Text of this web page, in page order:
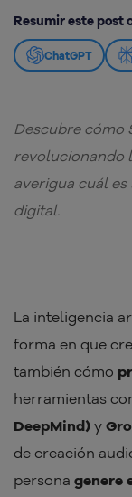
Resumir este post
ChatGPT
Descubre cómo
revolucionando
averigua cuál
digital.
La inteligencia
forma en que
también cómo
herramientas
DeepMind) y
de creación
persona genere